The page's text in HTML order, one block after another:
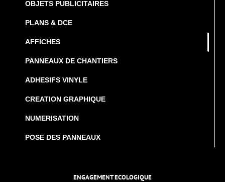
OBJETS PUBLICITAIRES
PLANS & DCE
AFFICHES
PANNEAUX DE CHANTIERS
ADHESIFS VINYLE
CREATION GRAPHIQUE
NUMERISATION
POSE DES PANNEAUX
ENGAGEMENT ECOLOGIQUE